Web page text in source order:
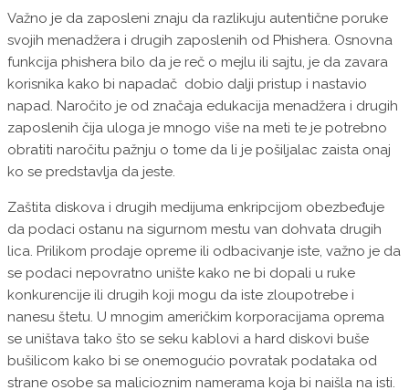
Važno je da zaposleni znaju da razlikuju autentične poruke
svojih menadžera i drugih zaposlenih od Phishera. Osnovna
funkcija phishera bilo da je reč o mejlu ili sajtu, je da zavara
korisnika kako bi napadač dobio dalji pristup i nastavio
napad. Naročito je od značaja edukacija menadžera i drugih
zaposlenih čija uloga je mnogo više na meti te je potrebno
obratiti naročitu pažnju o tome da li je pošiljalac zaista onaj
ko se predstavlja da jeste.
Zaštita diskova i drugih medijuma enkripcijom obezbeđuje
da podaci ostanu na sigurnom mestu van dohvata drugih
lica. Prilikom prodaje opreme ili odbacivanje iste, važno je da
se podaci nepovratno unište kako ne bi dopali u ruke
konkurencije ili drugih koji mogu da iste zloupotrebe i
nanesu štetu. U mnogim američkim korporacijama oprema
se uništava tako što se seku kablovi a hard diskovi buše
bušilicom kako bi se onemogućio povratak podataka od
strane osobe sa malicioznim namerama koja bi naišla na isti.